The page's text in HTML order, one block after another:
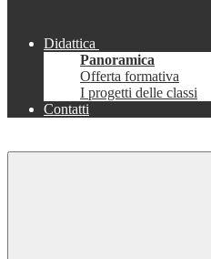
Didattica
Panoramica
Offerta formativa
I progetti delle classi
Contatti